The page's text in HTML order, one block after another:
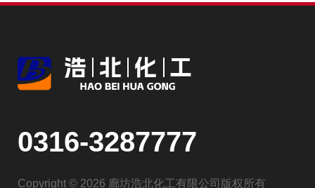
0316-3287777
Copyright © 2026 廊坊浩北化工有限公司版权所有